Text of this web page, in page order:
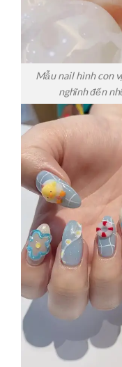
Mẫu nail hình con
nghĩnh đến